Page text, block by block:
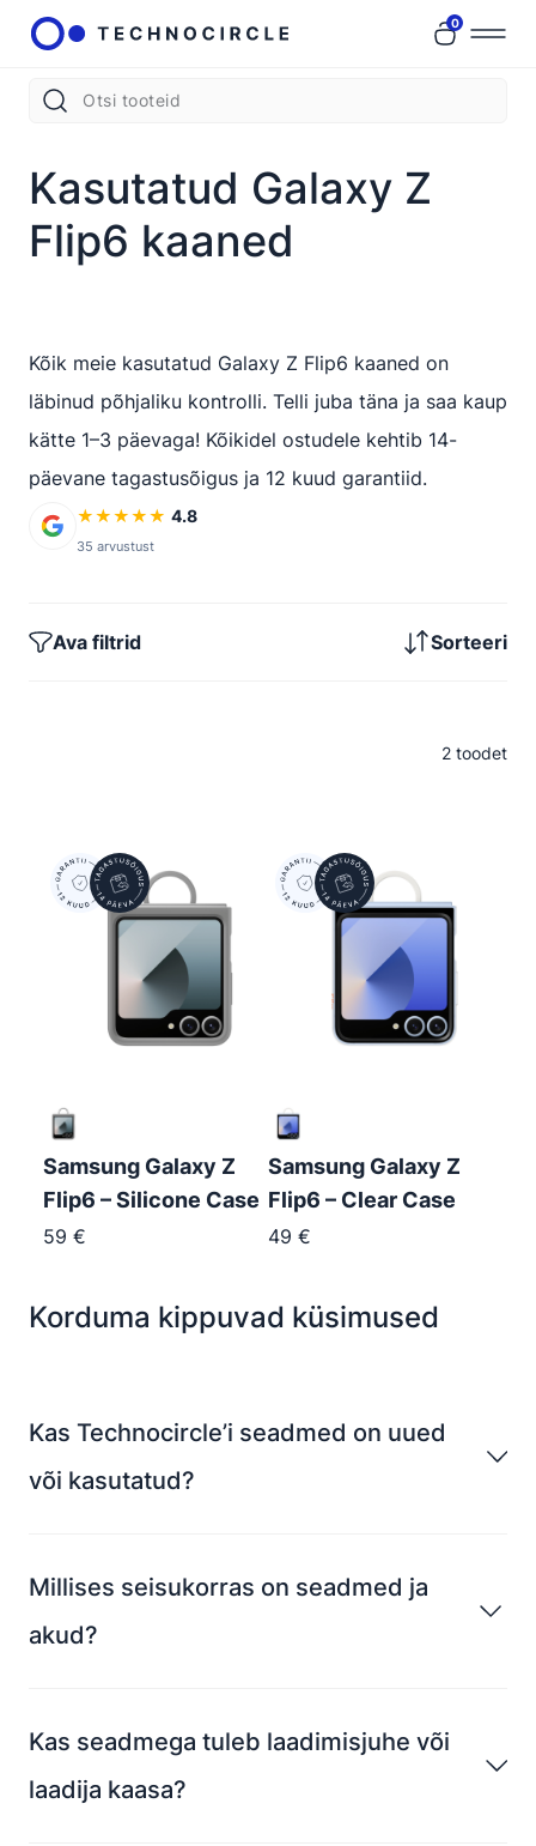
0
Kasutatud Galaxy Z
Flip6 kaaned
Kõik meie kasutatud Galaxy Z Flip6 kaaned on
läbinud põhjaliku kontrolli. Telli juba täna ja saa kaup
kätte 1–3 päevaga! Kõikidel ostudele kehtib 14-
päevane tagastusõigus ja 12 kuud garantiid.
★★★★★ 4.8
35 arvustust
Ava filtrid Sorteeri
2 toodet
Samsung Galaxy Z
Flip6 – Silicone Case
59 €
Samsung Galaxy Z
Flip6 – Clear Case
49 €
Korduma kippuvad küsimused
Kas Technocircle’i seadmed on uued
või kasutatud?
Millises seisukorras on seadmed ja
akud?
Kas seadmega tuleb laadimisjuhe või
laadija kaasa?